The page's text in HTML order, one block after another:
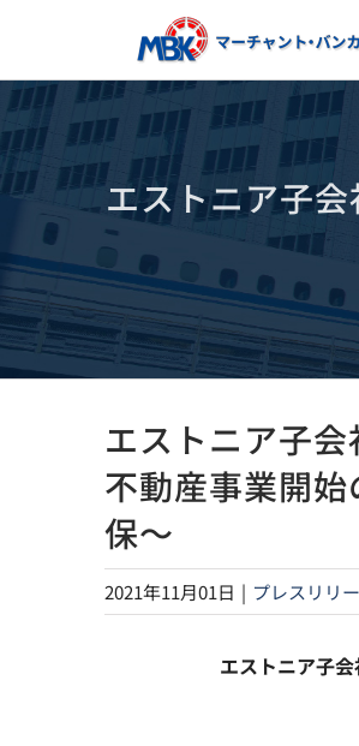
content
エストニア子
エストニア子
不動産事業開
保～
2021年11月01日 | プレスリリ
エストニア子